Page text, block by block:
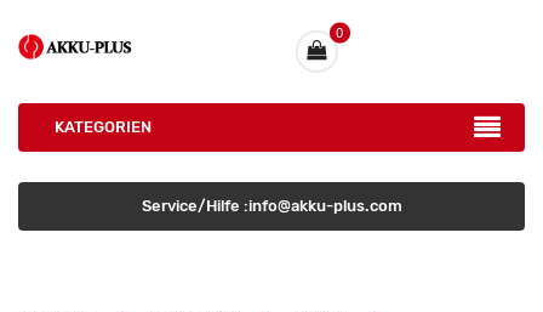
0
KATEGORIEN
Service/Hilfe :info@akku-plus.com